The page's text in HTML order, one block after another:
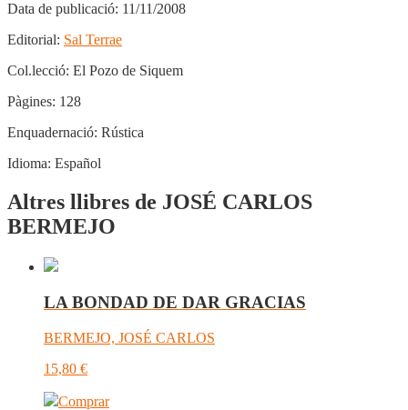
Data de publicació: 11/11/2008
Editorial: Sal Terrae
Col.lecció: El Pozo de Siquem
Pàgines: 128
Enquadernació: Rústica
Idioma: Español
Altres llibres de JOSÉ CARLOS
BERMEJO
LA BONDAD DE DAR GRACIAS
BERMEJO, JOSÉ CARLOS
15,80 €
Comprar